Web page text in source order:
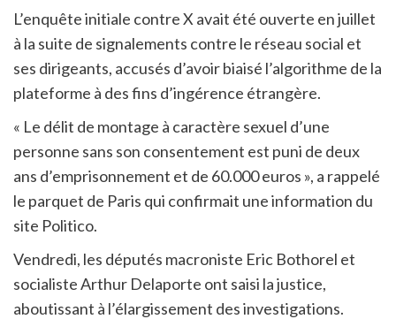
L’enquête initiale contre X avait été ouverte en juillet
à la suite de signalements contre le réseau social et
ses dirigeants, accusés d’avoir biaisé l’algorithme de la
plateforme à des fins d’ingérence étrangère.
« Le délit de montage à caractère sexuel d’une
personne sans son consentement est puni de deux
ans d’emprisonnement et de 60.000 euros », a rappelé
le parquet de Paris qui confirmait une information du
site Politico.
Vendredi, les députés macroniste Eric Bothorel et
socialiste Arthur Delaporte ont saisi la justice,
aboutissant à l’élargissement des investigations.